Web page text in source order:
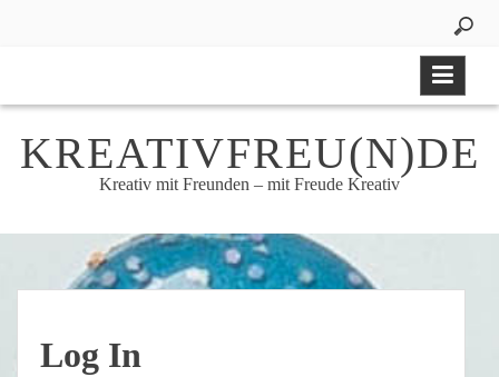
KREATIVFREU(N)DE
Kreativ mit Freunden – mit Freude Kreativ
Log In